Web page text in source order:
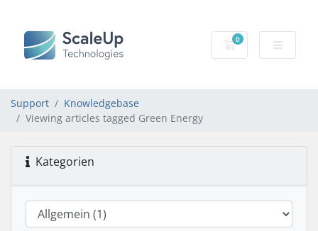
0
Mein Warenkorb
Support
Knowledgebase
Viewing articles tagged Green Energy
Kategorien